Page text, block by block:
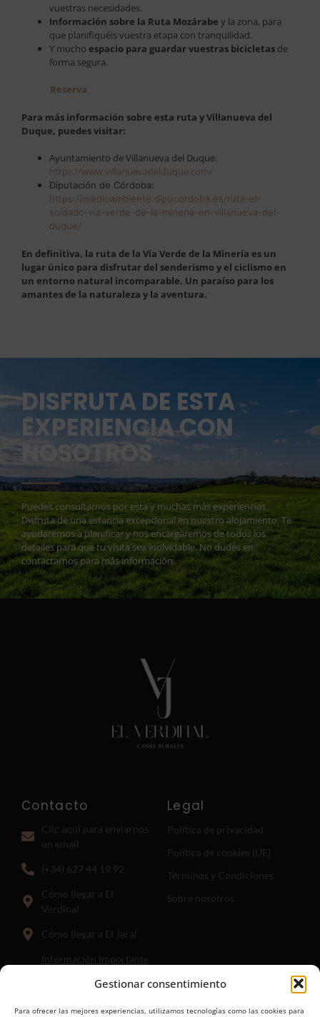
Gestionar consentimiento
Para ofrecer las mejores experiencias, utilizamos tecnologías como las cookies para
vuestras necesidades.
Información sobre la Ruta Mozárabe y la zona, para
que planifiquéis vuestra etapa con tranquilidad.
Y mucho espacio para guardar vuestras bicicletas de
forma segura.
Reserva
Para más información sobre esta ruta y Villanueva del
Duque, puedes visitar:
Ayuntamiento de Villanueva del Duque:
https://www.villanuevadelduque.com/
Diputación de Córdoba:
https://medioambiente.dipucordoba.es/ruta-el-
soldado-via-verde-de-la-mineria-en-villanueva-del-
duque/
En definitiva, la ruta de la Vía Verde de la Minería es un
lugar único para disfrutar del senderismo y el ciclismo en
un entorno natural incomparable. Un paraíso para los
amantes de la naturaleza y la aventura.
DISFRUTA DE ESTA
EXPERIENCIA CON
NOSOTROS
Puedes consultarnos por esta y muchas más experiencias.
Disfruta de una estancia excepcional en nuestro alojamiento. Te
ayudaremos a planificar y nos encargaremos de todos los
detalles para que tu visita sea inolvidable. No dudes en
contactarnos para más información.
Contacto
Clic aquí para enviarnos
un email
(+34) 627 44 19 92
Cómo llegar a El
Verdinal
Cómo llegar a El Jaral
Información importante
punto hasta el que guía el
Legal
Política de privacidad
Política de cookies (UE)
Términos y Condiciones
Sobre nosotros